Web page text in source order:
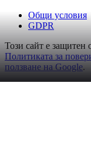
Общи условия
GDPR
Този сайт е защитен
Политиката за
ползване на Google.